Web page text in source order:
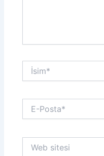
İsim*
Posta*
sitesi